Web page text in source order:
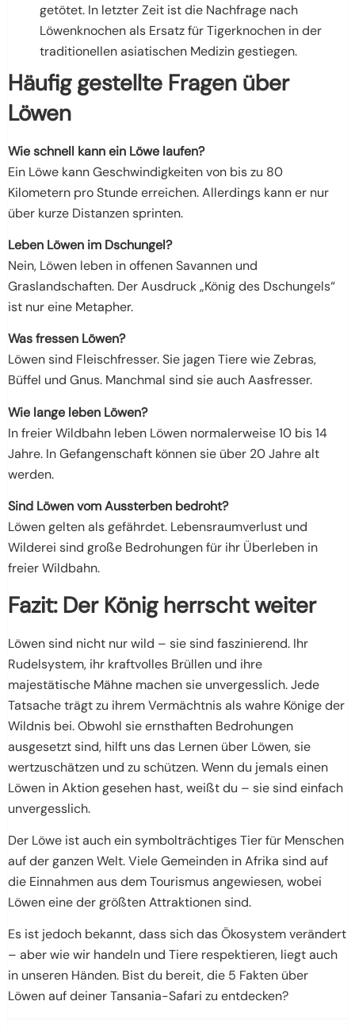
getötet. In letzter Zeit ist die Nachfrage nach
Löwenknochen als Ersatz für Tigerknochen in der
traditionellen asiatischen Medizin gestiegen.
Häufig gestellte Fragen über
Löwen
Wie schnell kann ein Löwe laufen?
Ein Löwe kann Geschwindigkeiten von bis zu 80
Kilometern pro Stunde erreichen. Allerdings kann er nur
über kurze Distanzen sprinten.
Leben Löwen im Dschungel?
Nein, Löwen leben in offenen Savannen und
Graslandschaften. Der Ausdruck „König des Dschungels“
ist nur eine Metapher.
Was fressen Löwen?
Löwen sind Fleischfresser. Sie jagen Tiere wie Zebras,
Büffel und Gnus. Manchmal sind sie auch Aasfresser.
Wie lange leben Löwen?
In freier Wildbahn leben Löwen normalerweise 10 bis 14
Jahre. In Gefangenschaft können sie über 20 Jahre alt
werden.
Sind Löwen vom Aussterben bedroht?
Löwen gelten als gefährdet. Lebensraumverlust und
Wilderei sind große Bedrohungen für ihr Überleben in
freier Wildbahn.
Fazit: Der König herrscht weiter
Löwen sind nicht nur wild – sie sind faszinierend. Ihr
Rudelsystem, ihr kraftvolles Brüllen und ihre
majestätische Mähne machen sie unvergesslich. Jede
Tatsache trägt zu ihrem Vermächtnis als wahre Könige der
Wildnis bei. Obwohl sie ernsthaften Bedrohungen
ausgesetzt sind, hilft uns das Lernen über Löwen, sie
wertzuschätzen und zu schützen. Wenn du jemals einen
Löwen in Aktion gesehen hast, weißt du – sie sind einfach
unvergesslich.
Der Löwe ist auch ein symbolträchtiges Tier für Menschen
auf der ganzen Welt. Viele Gemeinden in Afrika sind auf
die Einnahmen aus dem Tourismus angewiesen, wobei
Löwen eine der größten Attraktionen sind.
Es ist jedoch bekannt, dass sich das Ökosystem verändert
– aber wie wir handeln und Tiere respektieren, liegt auch
in unseren Händen. Bist du bereit, die 5 Fakten über
Löwen auf deiner Tansania-Safari zu entdecken?